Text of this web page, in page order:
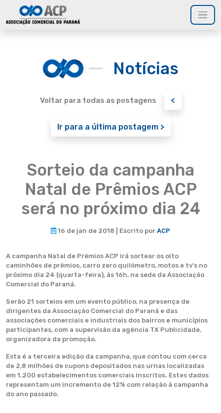
Notícias
Voltar para todas as postagens <
Ir para a última postagem >
Sorteio da campanha
Natal de Prêmios ACP
será no próximo dia 24
16 de jan de 2018 | Escrito por ACP
A campanha Natal de Prêmios ACP irá sortear os oito
caminhões de prêmios, carro zero quilômetro, motos e tv’s no
próximo dia 24 (quarta-feira), às 16h, na sede da Associação
Comercial do Paraná.
Serão 21 sorteios em um evento público, na presença de
dirigentes da Associação Comercial do Paraná e das
associações comerciais e industriais dos bairros e municípios
participantes, com a supervisão da agência TX Publicidade,
organizadora da promoção.
Esta é a terceira edição da campanha, que contou com cerca
de 2,8 milhões de cupons depositados nas urnas localizadas
em 1.200 estabelecimentos comerciais inscritos. Estes dados
representam um incremento de 12% com relação à campanha
do ano passado.